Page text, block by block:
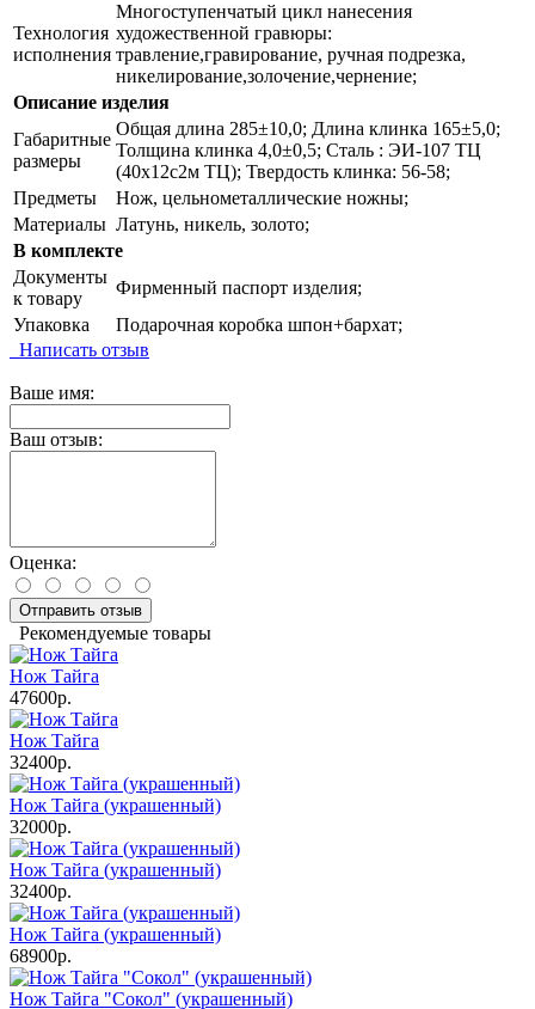
Технология
исполнения
Многоступенчатый цикл нанесения
художественной гравюры:
травление,гравирование, ручная подрезка,
никелирование,золочение,чернение;
Описание изделия
Габаритные
размеры
Общая длина 285±10,0; Длина клинка 165±5,0;
Толщина клинка 4,0±0,5; Сталь : ЭИ-107 ТЦ
(40х12с2м ТЦ); Твердость клинка: 56-58;
Предметы
Нож, цельнометаллические ножны;
Материалы Латунь, никель, золото;
В комплекте
Документы
к товару
Фирменный паспорт изделия;
Упаковка
Подарочная коробка шпон+бархат;
Написать отзыв
Ваше имя:
Ваш отзыв:
Оценка:
Отправить отзыв
Рекомендуемые товары
Нож Тайга
47600р.
Нож Тайга
32400р.
Нож Тайга (украшенный)
32000р.
Нож Тайга (украшенный)
32400р.
Нож Тайга (украшенный)
68900р.
Нож Тайга "Сокол" (украшенный)